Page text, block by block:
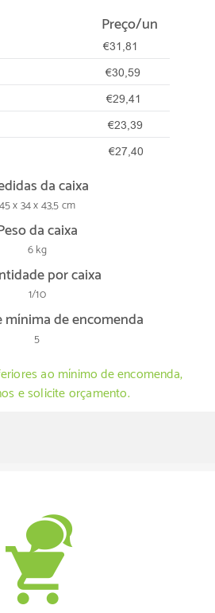
Preço/un
€31,81
€30,59
€29,41
€23,39
€27,40
da caixa
45 x 34 x 43,5 cm
da caixa
6 kg
por caixa
1/10
de encomenda
5
ao mínimo de encomenda,
e solicite orçamento.